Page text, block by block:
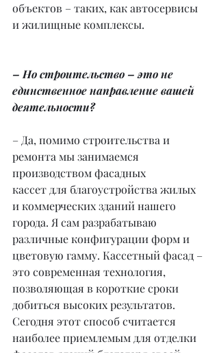
объектов – таких, как автосервисы
и жилищные комплексы.
– Но строительство – это не
единственное направление вашей
деятельности?
– Да, помимо строительства и
ремонта мы занимаемся
производством фасадных
кассет для благоустройства жилых
и коммерческих зданий нашего
города. Я сам разрабатываю
различные конфигурации форм и
цветовую гамму. Кассетный фасад –
это современная технология,
позволяющая в короткие сроки
добиться высоких результатов.
Сегодня этот способ считается
наиболее приемлемым для отделки